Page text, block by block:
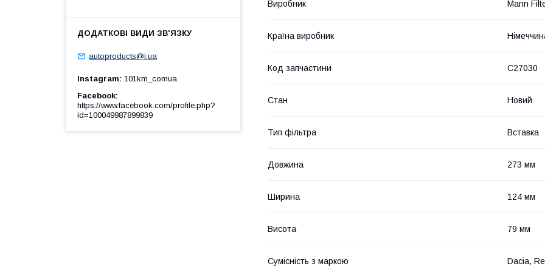
Виробник Mann
Країна виробник
Код запчастини C27030
Стан Новий
Тип фільтра Вставка
Довжина 273 мм
Ширина 124 мм
Висота 79 мм
Сумісність з маркою Dacia,
autoproducts@i.ua
Instagram 101km_comua
Facebook
https://www.facebook.com/profile.php?
id=100049987899839